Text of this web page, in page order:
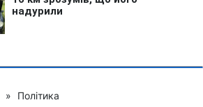
» Політика